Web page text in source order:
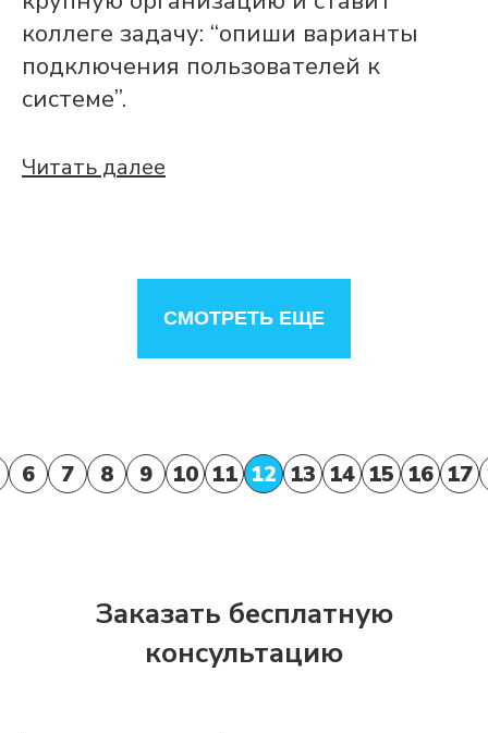
коллеге задачу: “опиши варианты
подключения пользователей к
системе”.
Читать далее
СМОТРЕТЬ ЕЩЕ
6 7 8 9 10 11 12 13 14 15 16 17
Заказать бесплатную
консультацию